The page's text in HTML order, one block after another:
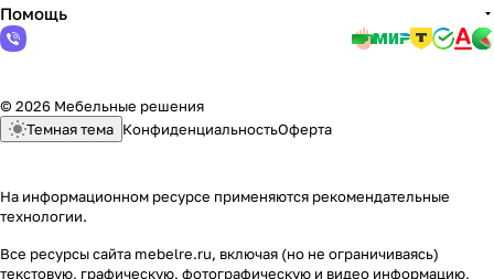
Помощь
© 2026 Мебельные решения
Темная тема КонфиденциальностьОферта
На информационном ресурсе применяются рекомендательные
технологии.
Все ресурсы сайта mebelre.ru, включая (но не ограничиваясь)
текстовую, графическую, фотографическую и видео информацию,